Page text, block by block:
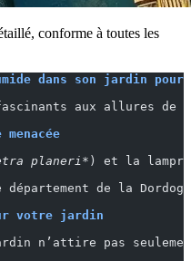
conforme à toutes les
dans son jardin
aux allures de
planeri* ) et la
département de la
votre jardin
n’attire pas